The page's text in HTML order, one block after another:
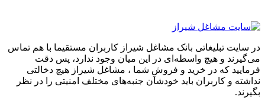
در سایت تبلیغاتی بانک مشاغل شیراز کاربران مستقیما با هم تماس
می‌گیرند و هیچ واسطه‌ای در این میان وجود ندارد، پس دقت
فرمایید که در خرید و فروشِ شما ، مشاغل شیراز هیچ دخالتی
نداشته و کاربران باید خودشان جنبه‌های مختلف امنیتی را در نظر
بگیرند.